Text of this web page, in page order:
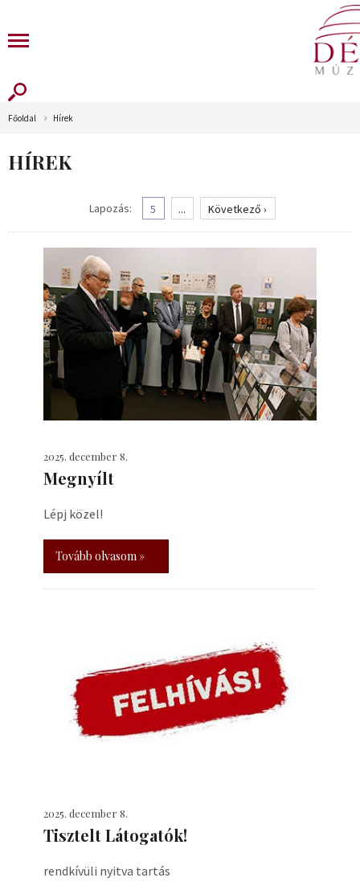
Főoldal Hírek
HÍREK
Lapozás: 5 ... Következő ›
2025. december 8.
Megnyílt
Lépj közel!
Tovább olvasom »
2025. december 8.
Tisztelt Látogatók!
rendkívüli nyitva tartás